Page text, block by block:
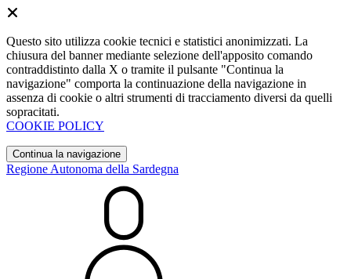
Questo sito utilizza cookie tecnici e statistici anonimizzati. La
chiusura del banner mediante selezione dell'apposito comando
contraddistinto dalla X o tramite il pulsante "Continua la
navigazione" comporta la continuazione della navigazione in
assenza di cookie o altri strumenti di tracciamento diversi da quelli
sopracitati.
COOKIE POLICY
Continua la navigazione
Regione Autonoma della Sardegna